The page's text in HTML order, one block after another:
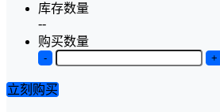
库存数量
--
购买数量
- +
立刻购买